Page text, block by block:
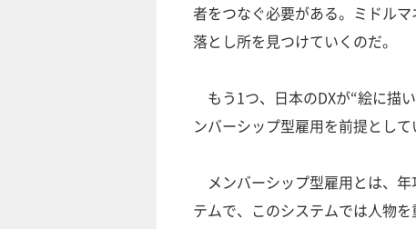
者をつなぐ必要がある。ミドル
落とし所を見つけていくのだ。
もう1つ、日本のDXが“絵に描
ンバーシップ型雇用を前提として
メンバーシップ型雇用とは、
テムで、このシステムでは人物